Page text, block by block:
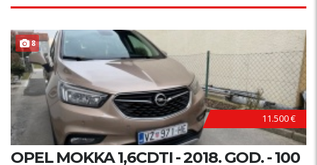
8
11.500 €
OPEL MOKKA 1,6CDTI - 2018. GOD. - 100